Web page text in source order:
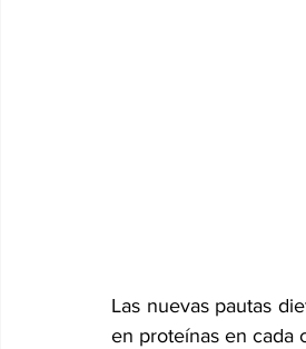
Las nuevas pautas
en proteínas en cada